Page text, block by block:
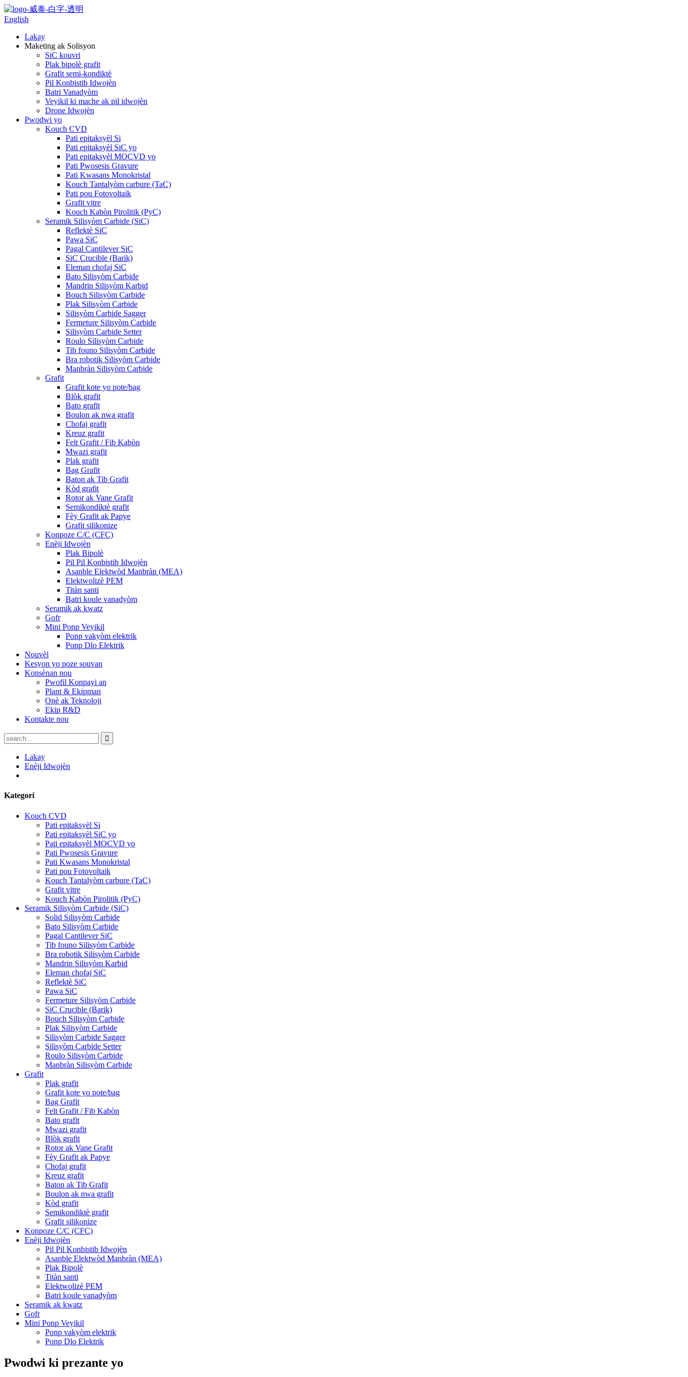
English
Lakay
Maketing ak Solisyon
SiC kouvri
Plak bipolè grafit
Grafit semi-kondiktè
Pil Konbistib Idwojèn
Batri Vanadyòm
Veyikil ki mache ak pil idwojèn
Drone Idwojèn
Pwodwi yo
Kouch CVD
Pati epitaksyèl Si
Pati epitaksyèl SiC yo
Pati epitaksyèl MOCVD yo
Pati Pwosesis Gravure
Pati Kwasans Monokristal
Kouch Tantalyòm carbure (TaC)
Pati pou Fotovoltaik
Grafit vitre
Kouch Kabòn Pirolitik (PyC)
Seramik Silisyòm Carbide (SiC)
Reflektè SiC
Pawa SiC
Pagal Cantilever SiC
SiC Crucible (Barik)
Eleman chofaj SiC
Bato Silisyòm Carbide
Mandrin Silisyòm Karbid
Bouch Silisyòm Carbide
Plak Silisyòm Carbide
Silisyòm Carbide Sagger
Fermeture Silisyòm Carbide
Silisyòm Carbide Setter
Roulo Silisyòm Carbide
Tib founo Silisyòm Carbide
Bra robotik Silisyòm Carbide
Manbràn Silisyòm Carbide
Grafit
Grafit kote yo pote/bag
Blòk grafit
Bato grafit
Boulon ak nwa grafit
Chofaj grafit
Kreuz grafit
Felt Grafit / Fib Kabòn
Mwazi grafit
Plak grafit
Bag Grafit
Baton ak Tib Grafit
Kòd grafit
Rotor ak Vane Grafit
Semikondiktè grafit
Fèy Grafit ak Papye
Grafit silikonize
Konpoze C/C (CFC)
Enèji Idwojèn
Plak Bipolè
Pil Pil Konbistib Idwojèn
Asanble Elektwòd Manbràn (MEA)
Elektwolizè PEM
Titàn santi
Batri koule vanadyòm
Seramik ak kwatz
Gofr
Mini Ponp Veyikil
Ponp vakyòm elektrik
Ponp Dlo Elektrik
Nouvèl
Kesyon yo poze souvan
Konsènan nou
Pwofil Konpayi an
Plant & Ekipman
Onè ak Teknoloji
Ekip R&D
Kontakte nou
Lakay
Enèji Idwojèn
Kategori
Kouch CVD
Pati epitaksyèl Si
Pati epitaksyèl SiC yo
Pati epitaksyèl MOCVD yo
Pati Pwosesis Gravure
Pati Kwasans Monokristal
Pati pou Fotovoltaik
Kouch Tantalyòm carbure (TaC)
Grafit vitre
Kouch Kabòn Pirolitik (PyC)
Seramik Silisyòm Carbide (SiC)
Solid Silisyòm Carbide
Bato Silisyòm Carbide
Pagal Cantilever SiC
Tib founo Silisyòm Carbide
Bra robotik Silisyòm Carbide
Mandrin Silisyòm Karbid
Eleman chofaj SiC
Reflektè SiC
Pawa SiC
Fermeture Silisyòm Carbide
SiC Crucible (Barik)
Bouch Silisyòm Carbide
Plak Silisyòm Carbide
Silisyòm Carbide Sagger
Silisyòm Carbide Setter
Roulo Silisyòm Carbide
Manbràn Silisyòm Carbide
Grafit
Plak grafit
Grafit kote yo pote/bag
Bag Grafit
Felt Grafit / Fib Kabòn
Bato grafit
Mwazi grafit
Blòk grafit
Rotor ak Vane Grafit
Fèy Grafit ak Papye
Chofaj grafit
Kreuz grafit
Baton ak Tib Grafit
Boulon ak nwa grafit
Kòd grafit
Semikondiktè grafit
Grafit silikonize
Konpoze C/C (CFC)
Enèji Idwojèn
Pil Pil Konbistib Idwojèn
Asanble Elektwòd Manbràn (MEA)
Plak Bipolè
Titàn santi
Elektwolizè PEM
Batri koule vanadyòm
Seramik ak kwatz
Gofr
Mini Ponp Veyikil
Ponp vakyòm elektrik
Ponp Dlo Elektrik
Pwodwi ki prezante yo